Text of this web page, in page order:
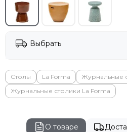
Grattoni
THEUMBRELA
Vondom
Genart
BIZZ
Выбрать
Столы La Forma
Журнальные
Журнальные столики La Forma
О товаре